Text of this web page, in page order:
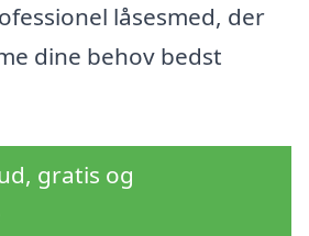
låsesmed, der
dine behov bedst
gratis og